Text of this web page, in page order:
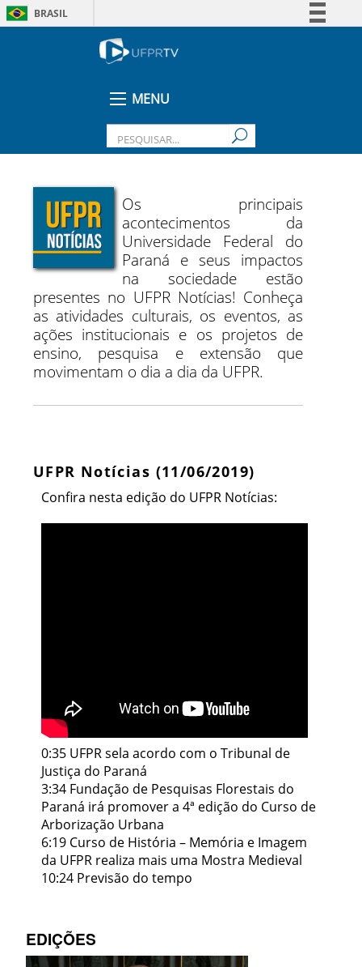
BRASIL
Legislação
MENU
Os principais
acontecimentos da
Universidade Federal do
Paraná e seus impactos
na sociedade estão
presentes no UFPR Notícias! Conheça
as atividades culturais, os eventos, as
ações institucionais e os projetos de
ensino, pesquisa e extensão que
movimentam o dia a dia da UFPR.
UFPR Notícias (11/06/2019)
Confira nesta edição do UFPR Notícias:
0:35 UFPR sela acordo com o Tribunal de
Justiça do Paraná
3:34 Fundação de Pesquisas Florestais do
Paraná irá promover a 4ª edição do Curso de
Arborização Urbana
6:19 Curso de História – Memória e Imagem
da UFPR realiza mais uma Mostra Medieval
10:24 Previsão do tempo
EDIÇÕES